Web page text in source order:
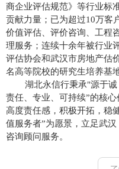
商企业评估规范》等行业标
贡献力量；已为超过10万客
价值评估、评价咨询、工程
理服务；连续十余年被行业
评估协会和武汉市房地产估
名高等院校的研究生培养基地
湖北永信行秉承"源于诚
责任、专业、可持续”的核
高度责任感，积极开拓，稳
值服务者”为愿景，立足武
咨询顾问服务。